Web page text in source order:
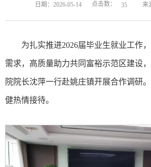
日期：2026-05-14 点击数： 35 来
为扎实推进2026届毕业生就业工作
需求，高质量助力共同富裕示范区建设
院院长沈萍一行赴姚庄镇开展合作调研
健热情接待。